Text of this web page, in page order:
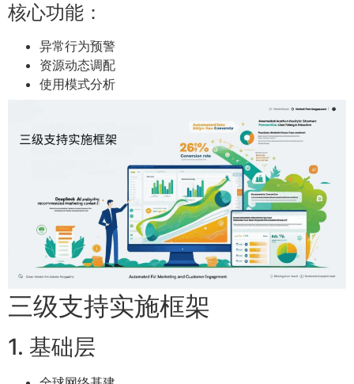
核心功能：
异常行为预警
资源动态调配
使用模式分析
三级支持实施框架
1. 基础层